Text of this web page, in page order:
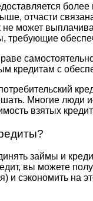
отчасти
может
требующие
кредитам с
Многие люди
взятых
займы и
вы можете
и сэкономить